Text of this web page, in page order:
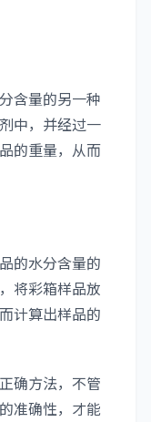
含量的另一种
中，并经过一
的重量，从而
的水分含量的
将彩箱样品放
计算出样品的
确方法，不管
准确性，才能